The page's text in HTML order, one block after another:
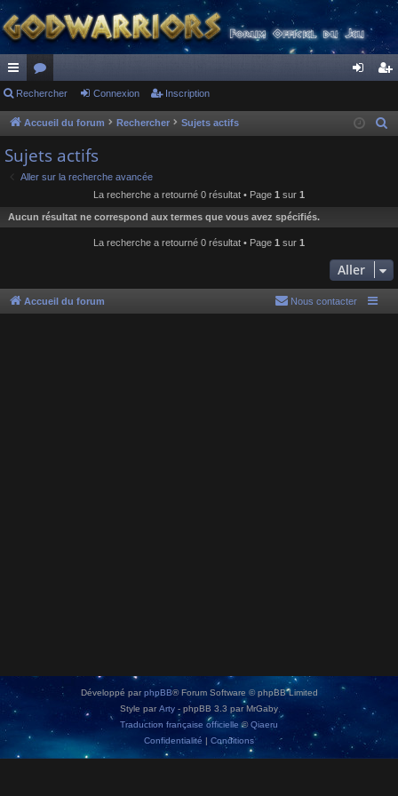
ac
co
ur
ci
or
u
s
ne cri
Rechercher Connexion Inscription
Accueil du forum Rechercher Sujets actifs
h
e
Sujets actifs
Aller sur la recherche avancée
La recherche a retourné 0 résultat • Page 1 sur 1
Aucun résultat ne correspond aux termes que vous avez spécifiés.
La recherche a retourné 0 résultat • Page 1 sur 1
Aller
Accueil du forum Nous contacter
Développé par phpBB® Forum Software © phpBB Limited
Style parArty - phpBB 3.3 par MrGaby
Traduction française officielle ©Qiaeru
Confidentialité | Conditions